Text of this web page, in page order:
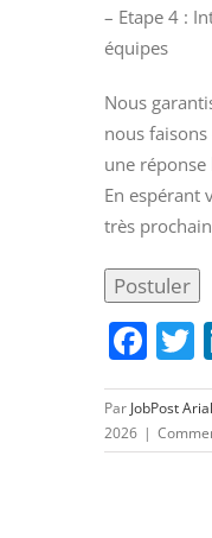
– Etape 4 :
équipes
Nous
nous
une
En espérant
très
Par JobPost Arial
2026 |